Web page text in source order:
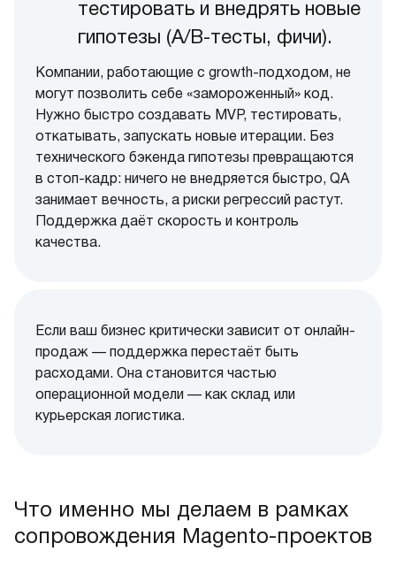
тестировать и внедрять новые
гипотезы (A/B-тесты, фичи).
Компании, работающие с growth-подходом, не
могут позволить себе «замороженный» код.
Нужно быстро создавать MVP, тестировать,
откатывать, запускать новые итерации. Без
технического бэкенда гипотезы превращаются
в стоп-кадр: ничего не внедряется быстро, QA
занимает вечность, а риски регрессий растут.
Поддержка даёт скорость и контроль
качества.
Если ваш бизнес критически зависит от онлайн-
продаж — поддержка перестаёт быть
расходами. Она становится частью
операционной модели — как склад или
курьерская логистика.
Что именно мы делаем в рамках
сопровождения Magento-проектов